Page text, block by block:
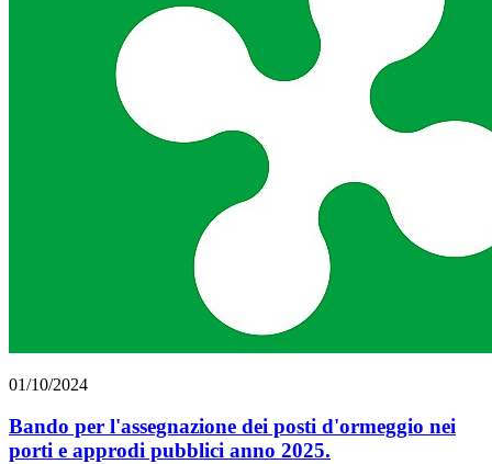
01/10/2024
Bando per l'assegnazione dei posti d'ormeggio nei
porti e approdi pubblici anno 2025.